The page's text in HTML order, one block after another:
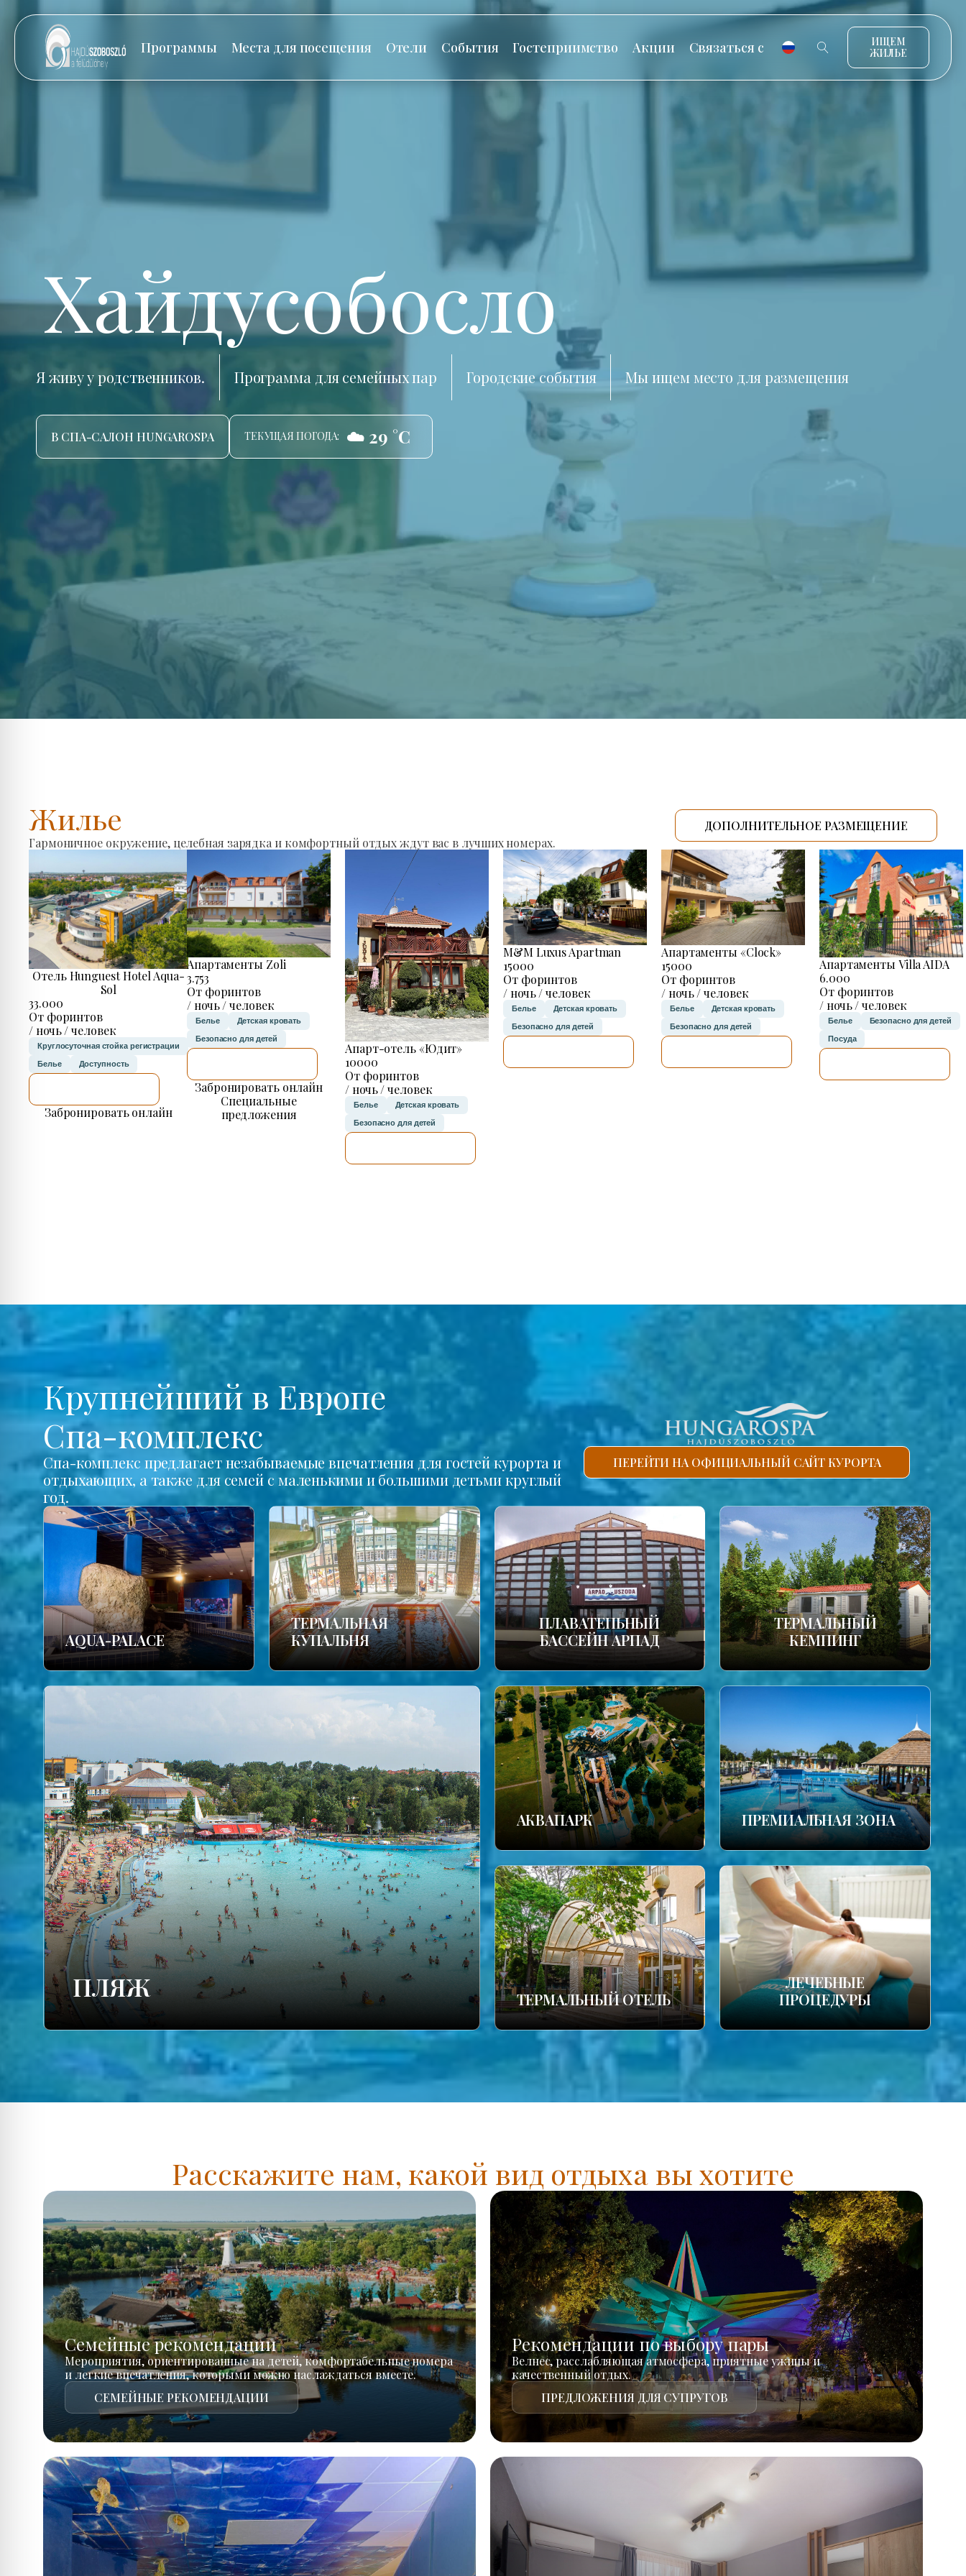
Программы Места для посещения Отели События Гостеприимство Акции Связаться с
ИЩЕМ
ЖИЛЬЕ
Хайдусобосло
Я живу у родственников. Программа для семейных пар Городские события Мы ищем место для размещения
В СПА-САЛОН HUNGAROSPA ТЕКУЩАЯ ПОГОДА: ☁️ 29 °C
Жилье
Гармоничное окружение, целебная зарядка и комфортный отдых ждут вас в лучших номерах.
ДОПОЛНИТЕЛЬНОЕ РАЗМЕЩЕНИЕ
Отель Hunguest Hotel Aqua-
Sol
33.000
От форинтов
/ ночь / человек
Круглосуточная стойка регистрации
Белье Доступность
Забронировать онлайн
Апартаменты Zoli
3.753
От форинтов
/ ночь / человек
Белье Детская кровать
Безопасно для детей
Забронировать онлайн
Специальные
предложения
Апарт-отель «Юдит»
10000
От форинтов
/ ночь / человек
Белье Детская кровать
Безопасно для детей
M&M Luxus Apartman
15000
От форинтов
/ ночь / человек
Белье Детская кровать
Безопасно для детей
Апартаменты «Clock»
15000
От форинтов
/ ночь / человек
Белье Детская кровать
Безопасно для детей
Апартаменты Villa AIDA
6.000
От форинтов
/ ночь / человек
Белье Безопасно для детей
Посуда
Крупнейший в Европе
Спа-комплекс
Спа-комплекс предлагает незабываемые впечатления для гостей курорта и
отдыхающих, а также для семей с маленькими и большими детьми круглый
год.
ПЕРЕЙТИ НА ОФИЦИАЛЬНЫЙ САЙТ КУРОРТА
AQUA-PALACE
TЕРМАЛЬНАЯ
КУПАЛЬНЯ
ПЛАВАТЕПЬНЫЙ
БАССЕЙН АРПАД
ТЕРМАЛЬНЫЙ
КЕМПИНГ
ПЛЯЖ
АКВАПАРК ПРЕМИАЛЬНАЯ ЗОНА
ТЕРМАЛЬНЫЙ ОТЕЛЬ
ЛЕЧЕБНЫЕ
ПРОЦЕДУРЫ
Расскажите нам, какой вид отдыха вы хотите
Семейные рекомендации
Мероприятия, ориентированные на детей, комфортабельные номера
и легкие впечатления, которыми можно наслаждаться вместе.
СЕМЕЙНЫЕ РЕКОМЕНДАЦИИ
Рекомендации по выбору пары
Велнес, расслабляющая атмосфера, приятные ужины и
качественный отдых.
ПРЕДЛОЖЕНИЯ ДЛЯ СУПРУГОВ